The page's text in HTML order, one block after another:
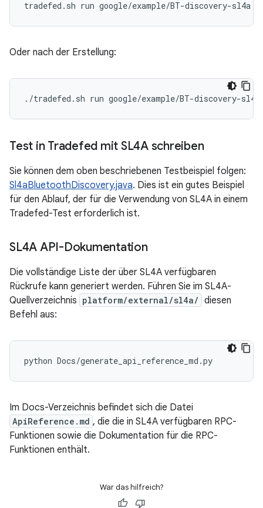
Oder nach der Erstellung:
Test in Tradefed mit SL4A schreiben
Sie können dem oben beschriebenen Testbeispiel folgen:
Sl4aBluetoothDiscovery.java. Dies ist ein gutes Beispiel
für den Ablauf, der für die Verwendung von SL4A in einem
Tradefed-Test erforderlich ist.
SL4A API-Dokumentation
Die vollständige Liste der über SL4A verfügbaren
Rückrufe kann generiert werden. Führen Sie im SL4A-
Quellverzeichnis platform/external/sl4a/ diesen
Befehl aus:
python
Im Docs-Verzeichnis befindet sich die Datei
ApiReference.md , die die in SL4A verfügbaren RPC-
Funktionen sowie die Dokumentation für die RPC-
Funktionen enthält.
War das hilfreich?